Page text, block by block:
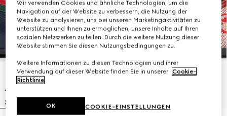
Wir verwenden Cookies und ähnliche Technologien, um die
Navigation auf der Website zu verbessern, die Nutzung der
Website zu analysieren, uns bei unseren Marketingaktivitäten zu
unterstützen und Ihnen zu ermöglichen, unsere Inhalte auf Ihren
sozialen Netzwerken zu teilen. Durch die weitere Nutzung dieser
Website stimmen Sie diesen Nutzungsbedingungen zu.
Weitere Informationen zu diesen Technologien und ihrer
Verwendung auf dieser Website finden Sie in unserer Cookie-
Richtlinie.
COOKIE-EINSTELLUNGEN
OK